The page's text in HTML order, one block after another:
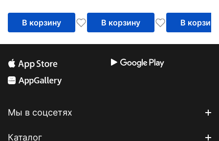
В корзину В корзину В корзину
Мы в соцсетях
Каталог